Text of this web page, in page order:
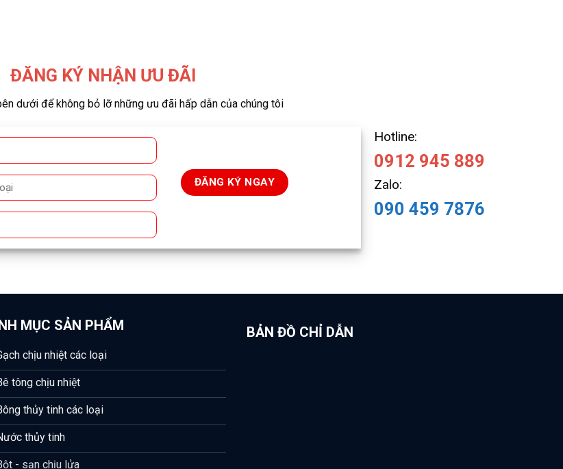
ĐĂNG KÝ NHẬN ƯU ĐÃI
dưới để không bỏ lỡ những ưu đãi hấp dẫn của chúng tôi
Hotline:
0912 945 889
Zalo:
090 459 7876
MỤC SẢN PHẨM
chịu nhiệt các loại
tông chịu nhiệt
thủy tinh các loại
thủy tinh
- sạn chịu lửa
BẢN ĐỒ CHỈ DẪN